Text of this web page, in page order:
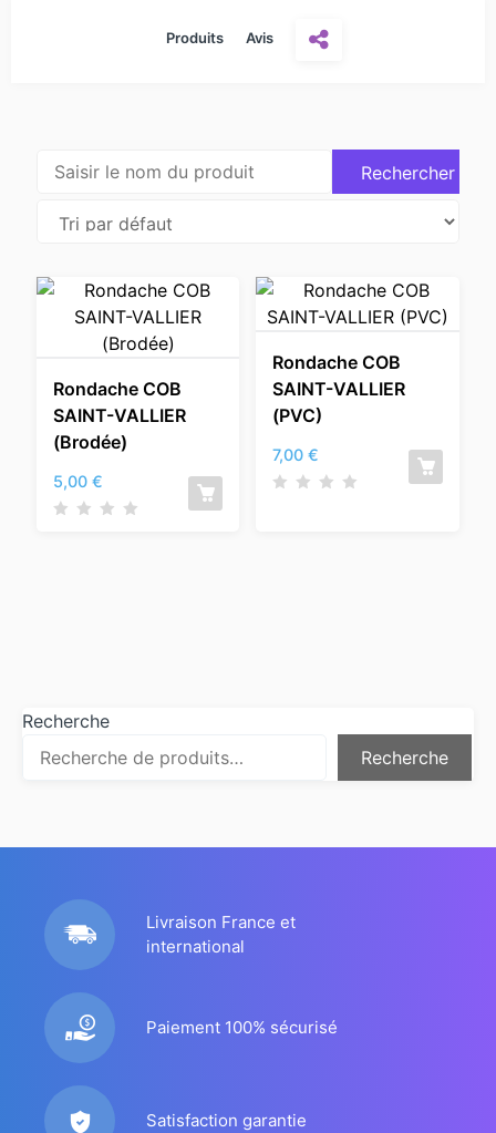
Produits Avis
Rondache COB
SAINT-VALLIER
(Brodée)
5,00 €
Rondache COB
SAINT-VALLIER
(PVC)
7,00€
Recherche
Recherche
Livraison France et
international
Paiement 100% sécurisé
Satisfaction garantie